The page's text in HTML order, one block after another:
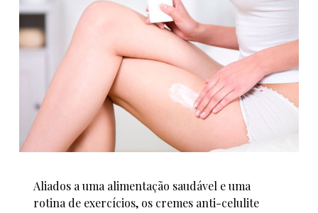
Aliados a uma alimentação saudável e uma
rotina de exercícios, os cremes anti-celulite